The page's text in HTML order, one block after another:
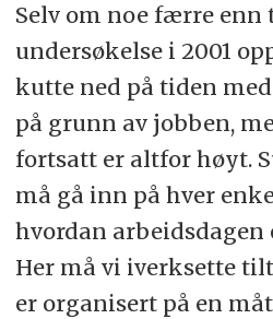
Selv om noe færre enn
undersøkelse i 2001
kutte ned på tiden
på grunn av jobben,
fortsatt er altfor høyt.
må gå inn på hver
hvordan arbeidsdagen
Her må vi iverksette
er organisert på en